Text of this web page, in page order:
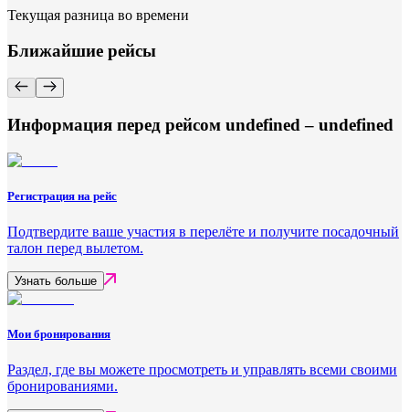
Текущая разница во времени
Ближайшие рейсы
Информация перед рейсом undefined – undefined
Регистрация на рейс
Подтвердите ваше участия в перелёте и получите посадочный
талон перед вылетом.
Узнать больше
Мои бронирования
Раздел, где вы можете просмотреть и управлять всеми своими
бронированиями.